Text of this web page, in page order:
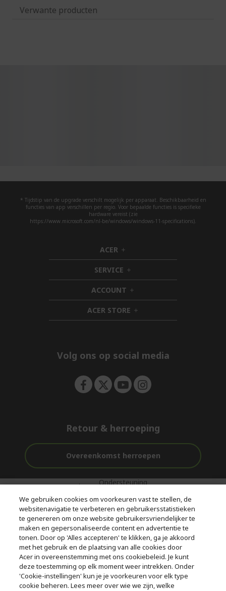
Verwante producten
* Tijdstip van de upgrade verschilt mogelijk per apparaat. Beschikbaarheid en
functies van app verschillen per regio. Voor bepaalde functies is specifieke
hardware vereist (zie
https://www.microsoft.com/nl-be/windows/windows-11-specifications).
ACER h
i
d
d
e
n
SERVICE h
i
d
d
e
n
ACCOUNT h
i
d
d
ACER STORE h
i
e
Volg ons op social media
Retour & herroeping
Overeenkomst herroepen
Gratis
bezorging
Ondersteuning
aankoop
Veilig
Betalen
© 2026 Acer Inc.
CPYou BV is de erkende reseller van de producten en diensten die
in deze winkel worden aangeboden.
We gebruiken cookies om voorkeuren vast te stellen, de
websitenavigatie te verbeteren en gebruikersstatistieken
te genereren om onze website gebruikersvriendelijker te
maken en gepersonaliseerde content en advertentie te
tonen. Door op 'Alles accepteren' te klikken, ga je akkoord
met het gebruik en de plaatsing van alle cookies door
Acer in overeenstemming met ons cookiebeleid. Je kunt
deze toestemming op elk moment weer intrekken. Onder
'Cookie-instellingen' kun je je voorkeuren voor elk type
cookie beheren. Lees meer over wie we zijn, welke